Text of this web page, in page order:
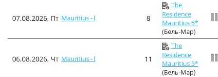
07.08.2026, Пт Mauritius - l 8
The
Residence
Mauritius 5*
(Бель-Мар)
06.08.2026, Чт Mauritius - l 11
The
Residence
Mauritius 5*
(Бель-Мар)